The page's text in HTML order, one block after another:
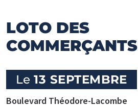
LOTO DES
COMMERÇANTS
Le13 SEPTEMBRE
Boulevard Théodore-Lacombe